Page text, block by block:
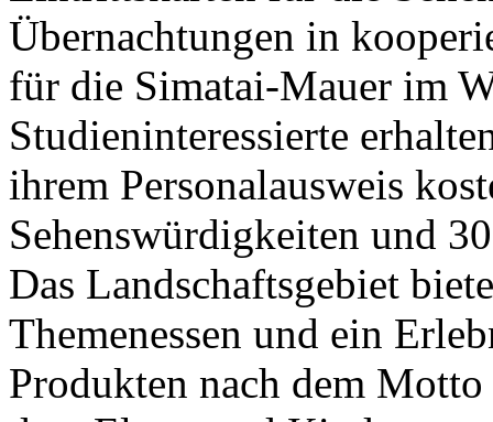
Übernachtungen in
für die Simatai-Mauer im
Studieninteressierte
ihrem Personalausweis
Sehenswürdigkeiten und
Das Landschaftsgebiet
Themenessen und ein
Produkten nach dem